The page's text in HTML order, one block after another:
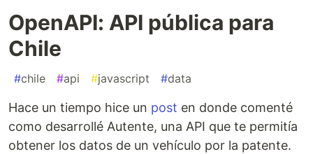
OpenAPI: API pública para
Chile
#chile #api #javascript #data
Hace un tiempo hice un post en donde comenté
como desarrollé Autente, una API que te permitía
obtener los datos de un vehículo por la patente.